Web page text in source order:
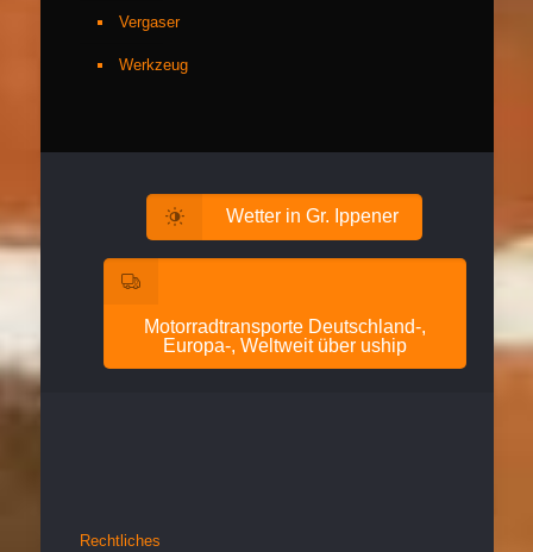
Vergaser
Werkzeug
Wetter in Gr. Ippener
Motorradtransporte Deutschland-,
Europa-, Weltweit über uship
Rechtliches